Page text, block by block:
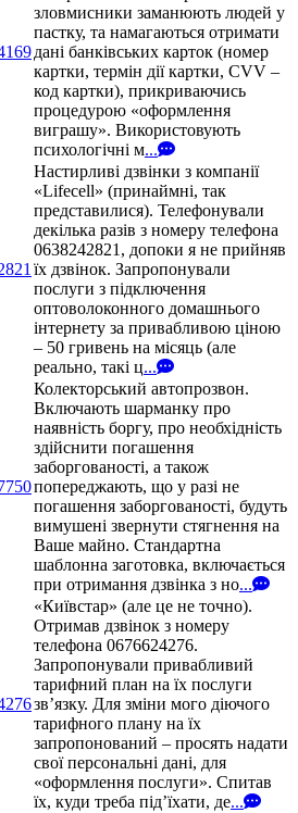
зловмисники заманюють людей у
пастку, та намагаються отримати
дані банківських карток (номер
картки, термін дії картки, CVV –
код картки), прикриваючись
процедурою «оформлення
виграшу». Використовують
психологічні м...
Настирливі дзвінки з компанії
«Lifecell» (принаймні, так
представилися). Телефонували
декілька разів з номеру телефона
0638242821, допоки я не прийняв
їх дзвінок. Запропонували
послуги з підключення
оптоволоконного домашнього
інтернету за привабливою ціною
– 50 гривень на місяць (але
реально, такі ц...
Колекторський автопрозвон.
Включають шарманку про
наявність боргу, про необхідність
здійснити погашення
заборгованості, а також
попереджають, що у разі не
погашення заборгованості, будуть
вимушені звернути стягнення на
Ваше майно. Стандартна
шаблонна заготовка, включається
при отримання дзвінка з но...
«Київстар» (але це не точно).
Отримав дзвінок з номеру
телефона 0676624276.
Запропонували привабливий
тарифний план на їх послуги
зв’язку. Для зміни мого діючого
тарифного плану на їх
запропонований – просять надати
свої персональні дані, для
«оформлення послуги». Спитав
їх, куди треба під’їхати, де...